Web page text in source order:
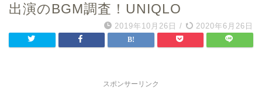
出演のBGM調査！UNIQLO
2019年10月26日 / 2020年6月26日
スポンサーリンク